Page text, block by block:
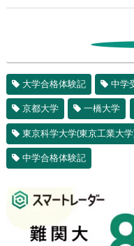
大学合格体験記 中学
京都大学 一橋大学
東京科学大学(東京工業大学
中学合格体験記